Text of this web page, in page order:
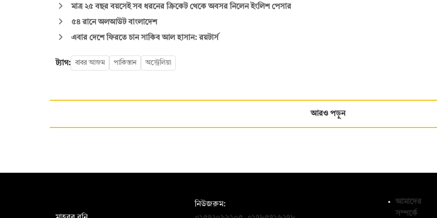
মাত্র ২৫ বছর বয়সেই সব ধরনের ক্রিকেট থেকে অবসর নিলেন ইংলিশ পেসার
৫৪ রানে অলআউট বাংলাদেশ
এবার দেশে ফিরতে চান সাকিব আল হাসান: রয়টার্স
ট্যাগ: বাবর আজম পাকিস্তান অস্ট্রেলিয়া
আরও পড়ুন
নিউজরুম:
আমাদের
সম্পর্কে